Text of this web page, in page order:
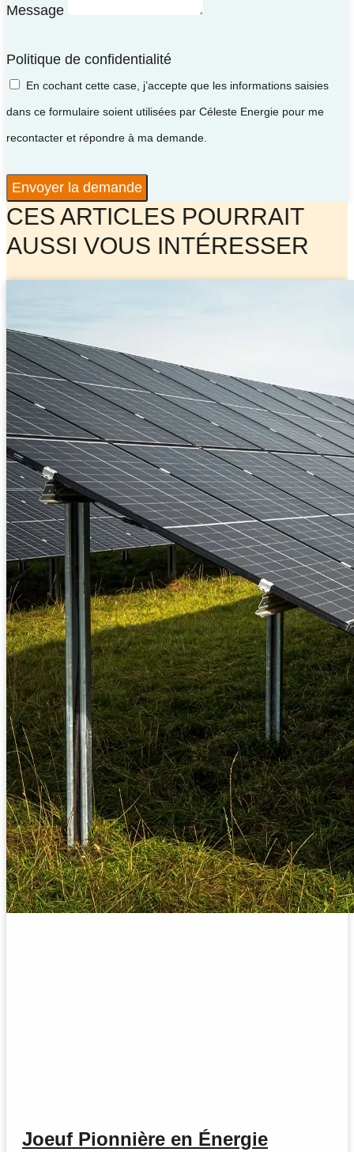
Message
Politique de confidentialité
En cochant cette case, j’accepte que les informations saisies
dans ce formulaire soient utilisées par Céleste Energie pour me
recontacter et répondre à ma demande.
Envoyer la demande
CES ARTICLES POURRAIT
AUSSI VOUS INTÉRESSER
Joeuf Pionnière en Énergie